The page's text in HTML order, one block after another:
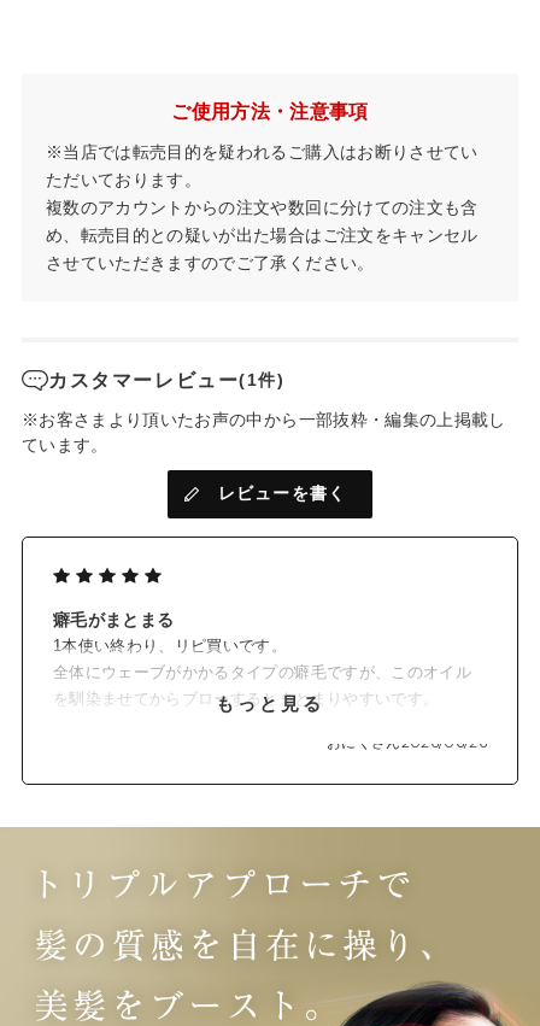
ご使用方法・注意事項
※当店では転売目的を疑われるご購入はお断りさせてい
ただいております。
複数のアカウントからの注文や数回に分けての注文も含
め、転売目的との疑いが出た場合はご注文をキャンセル
させていただきますのでご了承ください。
カスタマーレビュー(1件)
※お客さまより頂いたお声の中から一部抜粋・編集の上掲載し
ています。
レビューを書く
癖毛がまとまる
1本使い終わり、リピ買いです。
全体にウェーブがかかるタイプの癖毛ですが、このオイル
を馴染ませてからブローするとまとまりやすいです。
もっと見る
おにくさん2026/06/26